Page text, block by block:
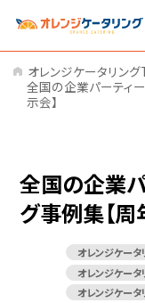
オレンジケータリング
全国の企業パーティ
示会】
全国の企業
グ事例集【周
オレンジケータ
オレンジケータ
オレンジケータ